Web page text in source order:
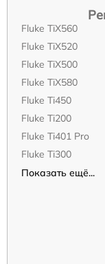
Fluke TiX560
Fluke TiX520
Fluke TiX500
Fluke TiX580
Fluke Ti450
Fluke Ti200
Fluke Ti401 Pro
Fluke Ti300
Показать ещё...